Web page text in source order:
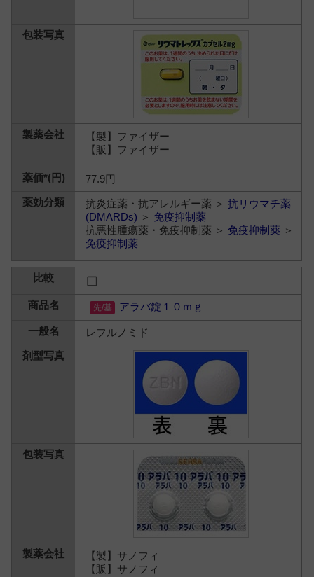
【製】ファイザー
【販】ファイザー
77.9円
抗炎症薬・抗アレルギー薬 ＞抗リウマチ薬
(DMARDs) ＞ 免疫抑制薬
抗悪性腫瘍薬・免疫抑制薬 ＞ 免疫抑制薬 ＞
免疫抑制薬
アラバ錠１０ｍｇ
レフルノミド
【製】サノフィ
【販】サノフィ